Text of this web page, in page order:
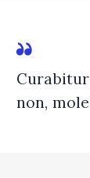
non,